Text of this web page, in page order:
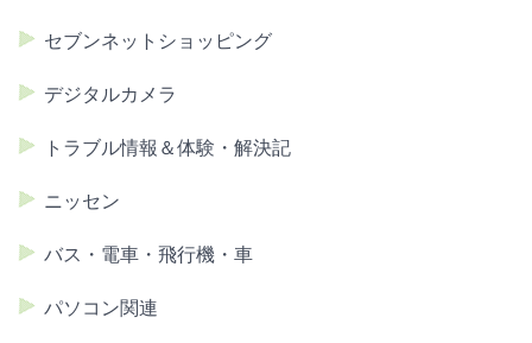
セブンネットショッピング
デジタルカメラ
トラブル情報＆体験・解決記
ニッセン
バス・電車・飛行機・車
パソコン関連